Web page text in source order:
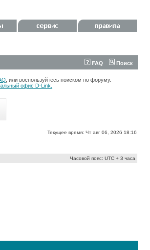
FAQ Поиск
, или воспользуйтесь поиском по форуму.
офис D-Link.
Текущее время: Чт авг 06, 2026 18:16
Часовой пояс: UTC + 3 часа